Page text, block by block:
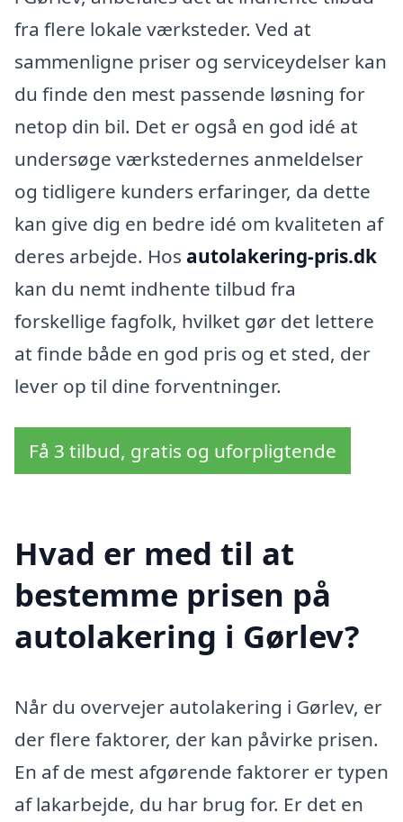
fra flere lokale værksteder. Ved at
sammenligne priser og serviceydelser kan
du finde den mest passende løsning for
netop din bil. Det er også en god idé at
undersøge værkstedernes anmeldelser
og tidligere kunders erfaringer, da dette
kan give dig en bedre idé om kvaliteten af
deres arbejde. Hos autolakering-pris.dk
kan du nemt indhente tilbud fra
forskellige fagfolk, hvilket gør det lettere
at finde både en god pris og et sted, der
lever op til dine forventninger.
Få 3 tilbud, gratis og uforpligtende
Hvad er med til at
bestemme prisen på
autolakering i Gørlev?
Når du overvejer autolakering i Gørlev, er
der flere faktorer, der kan påvirke prisen.
En af de mest afgørende faktorer er typen
af lakarbejde, du har brug for. Er det en